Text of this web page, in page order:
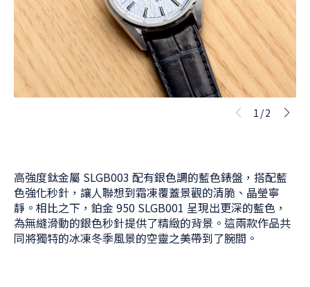
1/2
高強度鈦金屬 SLGB003 配有銀色調的藍色錶盤，搭配藍
色強化秒針，讓人聯想到霜凍覆蓋景觀的清脆、晶瑩寧
靜。相比之下，鉑金 950 SLGB001 呈現出更深的藍色，
為無縫滑動的銀色秒針提供了精緻的背景。這兩款作品共
同將獨特的冰凍冬季風景的空靈之美帶到了腕間。